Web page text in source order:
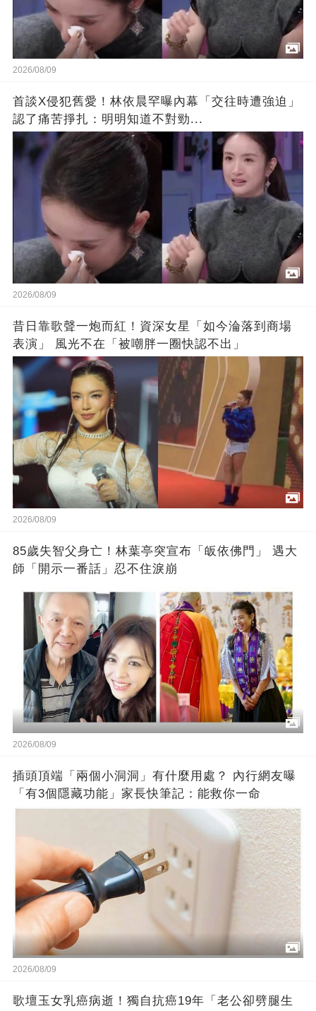
2026/08/09
首談X侵犯舊愛！林依晨罕曝內幕「交往時遭強迫」
認了痛苦掙扎：明明知道不對勁...
2026/08/09
昔日靠歌聲一炮而紅！資深女星「如今淪落到商場
表演」 風光不在「被嘲胖一圈快認不出」
2026/08/09
85歲失智父身亡！林葉亭突宣布「皈依佛門」 遇大
師「開示一番話」忍不住淚崩
2026/08/09
插頭頂端「兩個小洞洞」有什麼用處？ 內行網友曝
「有3個隱藏功能」家長快筆記：能救你一命
2026/08/09
歌壇玉女乳癌病逝！獨自抗癌19年「老公卻劈腿生